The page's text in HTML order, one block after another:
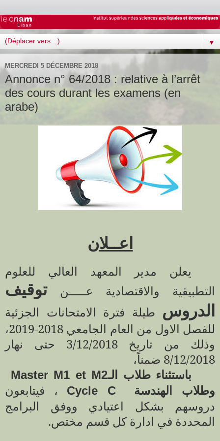
▼
MERCREDI 5 DÉCEMBRE 2018
Annonce n° 64/2018 : relative à l’arrêt
des cours durant les examens (en
arabe)
اعــلان
يعلن مدير المعهد العالي للعلوم
التطبيقية والاقتصادية عـــــنتوقيف
الدروس طيلة فترة الامتحانات الجزئية
للفصل الاول من العام الجامعي 2018-2019،
وذلك من تاريخ 3/12/2018 حتى نهار
8/12/2018 ضمناً،
باستثناء طلاب الـMaster M1 et M2
وطلاب الهندسة Cycle C
، فيتابعون
دروسهم بشكل اعتيادي ووفق البرامج
المحددة في ادارة كل قسم مختص.